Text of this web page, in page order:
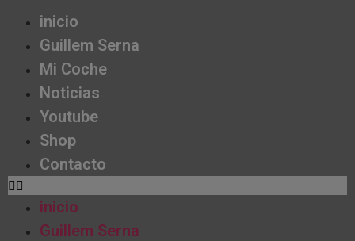
inicio
Guillem Serna
Mi Coche
Noticias
Youtube
Shop
Contacto
inicio
Guillem Serna